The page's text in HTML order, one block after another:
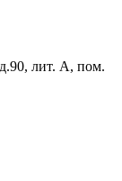
лит. А, пом.